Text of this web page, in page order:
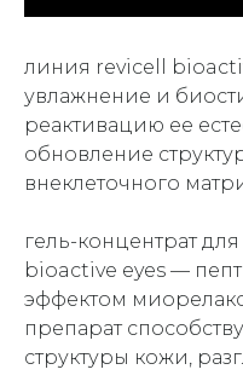
линия revicell
увлажнение и
реактивацию ее
обновление
внеклеточного
гель-концентрат
bioactive eyes —
эффектом
препарат
структуры кожи,